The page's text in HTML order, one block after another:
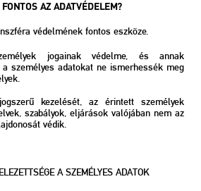
AZ ADATVÉDELEM?
védelmének fontos eszköze.
jogainak védelme, és annak
a személyes adatokat ne ismerhessék meg
kezelését, az érintett személyek
szabályok, eljárások valójában nem az
védik.
A SZEMÉLYES ADATOK